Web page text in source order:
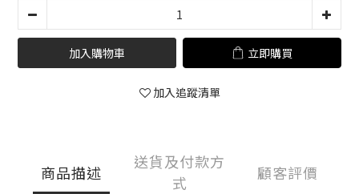
加入購物車 立即購買
加入追蹤清單
商品描述
送貨及付款方
式
顧客評價